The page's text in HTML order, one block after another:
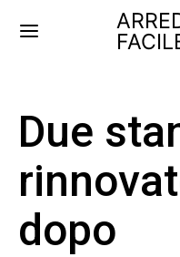
Due
dopo